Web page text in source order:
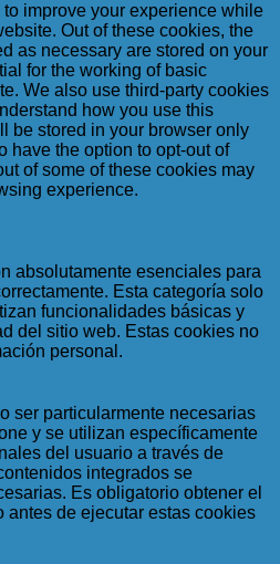
improve your experience while
Out of these cookies, the
as necessary are stored on your
for the working of basic
We also use third-party cookies
how you use this
be stored in your browser only
have the option to opt-out of
of some of these cookies may
experience.
absolutamente esenciales para
Esta categoría solo
funcionalidades básicas y
del sitio web. Estas cookies no
personal.
ser particularmente necesarias
y se utilizan específicamente
del usuario a través de
integrados se
Es obligatorio obtener el
antes de ejecutar estas cookies